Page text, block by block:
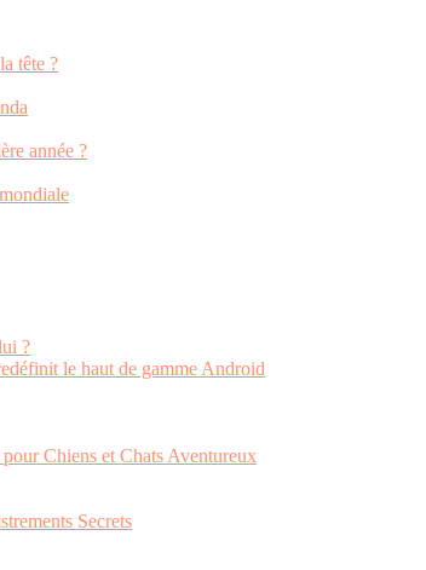
tête ?
année ?
?
le haut de gamme Android
Chiens et Chats Aventureux
Secrets